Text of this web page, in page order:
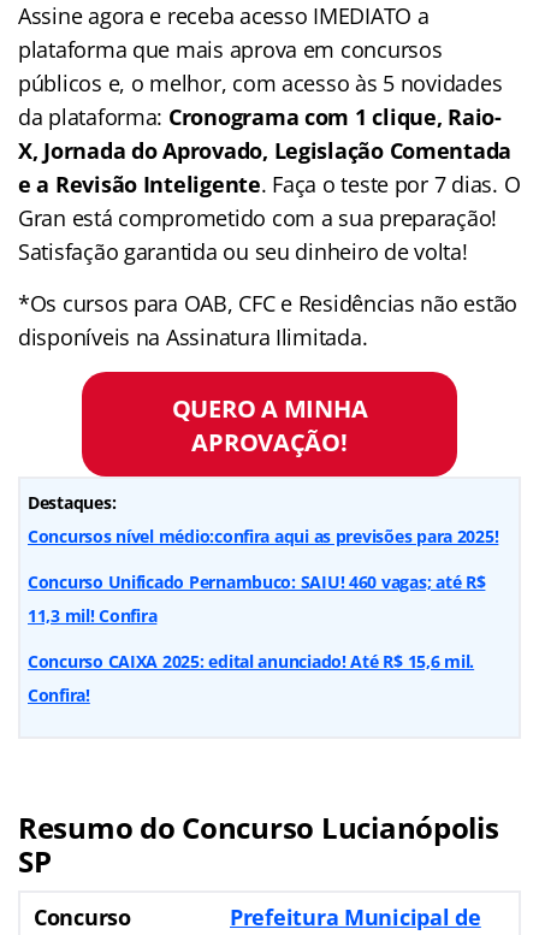
Assine agora e receba acesso IMEDIATO a
plataforma que mais aprova em concursos
públicos e, o melhor, com acesso às 5 novidades
da plataforma: Cronograma com 1 clique, Raio-
X, Jornada do Aprovado, Legislação Comentada
e a Revisão Inteligente. Faça o teste por 7 dias. O
Gran está comprometido com a sua preparação!
Satisfação garantida ou seu dinheiro de volta!
*Os cursos para OAB, CFC e Residências não estão
disponíveis na Assinatura Ilimitada.
QUERO A MINHA
APROVAÇÃO!
Destaques:
Concursos nível médio:confira aqui as previsões para 2025!
Concurso Unificado Pernambuco: SAIU! 460 vagas; até R$
11,3 mil! Confira
Concurso CAIXA 2025: edital anunciado! Até R$ 15,6 mil.
Confira!
Resumo do Concurso Lucianópolis
SP
Concurso
Prefeitura Municipal de